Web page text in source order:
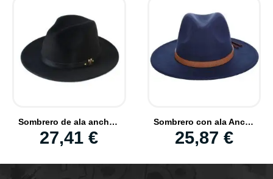
Sombrero de ala ancha para hombre Elegante Lana suave con cinta de cuero
27,41 €
Sombrero con ala Ancha para Hombre con Cinta Piel de Serpiente Imi. Elegante
25,87 €